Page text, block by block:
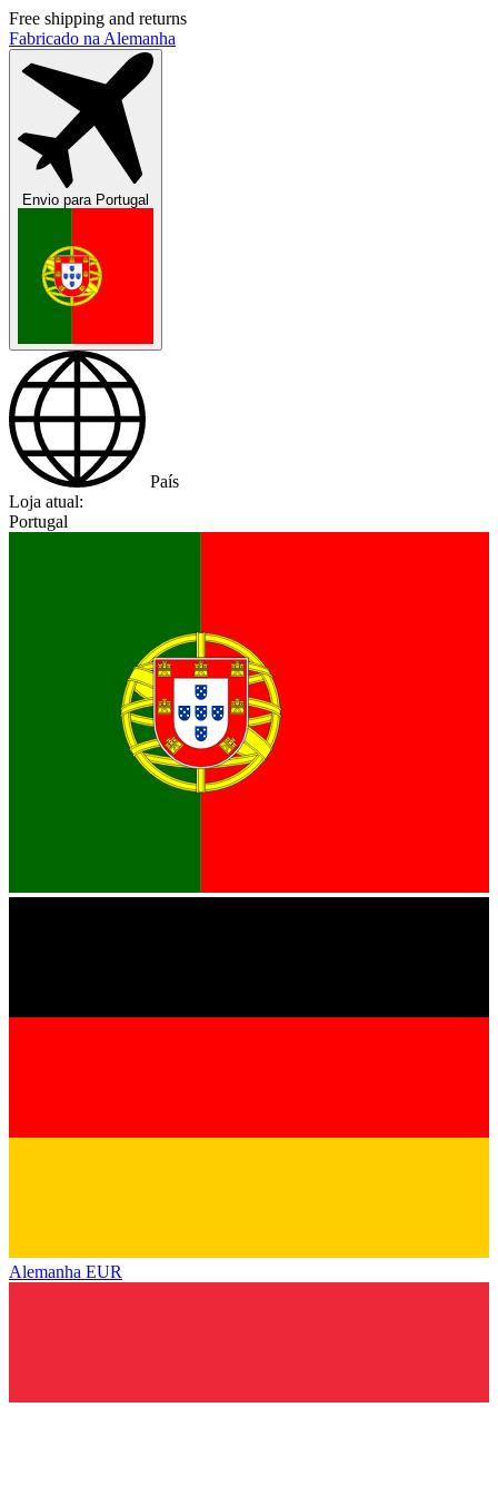
Free shipping and returns
Fabricado na Alemanha
Envio paraPortugal
País
Loja atual:
Portugal
Alemanha EUR